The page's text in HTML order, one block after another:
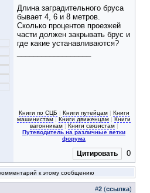
Длина заградительного бруса
бывает 4, 6 и 8 метров.
Сколько процентов проезжей
части должен закрывать брус и
где какие устанавливаются?
Книги по СЦБ | Книги путейцам| Книги
машинистам | Книги движенцам | Книги
вагонникам| Книги связистам|
Путеводитель на различные ветки
форума
Цитировать 0
к этому сообщению
#2 (ссылка)